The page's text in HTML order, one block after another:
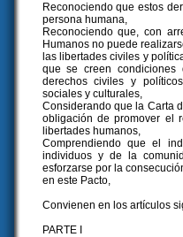
Reconociendo que estos
persona humana,
Reconociendo que, con
Humanos no puede
las libertades civiles y
que se creen
derechos civiles y
sociales y culturales,
Considerando que la Carta
obligación de promover el
libertades humanos,
Comprendiendo que el
individuos y de la
esforzarse por la
en este Pacto,
Convienen en los artículos
PARTE I